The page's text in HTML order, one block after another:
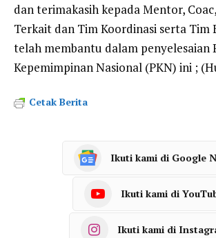
dan terimakasih kepada Mentor,
Terkait dan Tim Koordinasi serta Tim
telah membantu dalam penyelesaian
Kepemimpinan Nasional (PKN) ini ;
Cetak Berita
Ikuti kami di Google
Ikuti kami di
Ikuti kami di